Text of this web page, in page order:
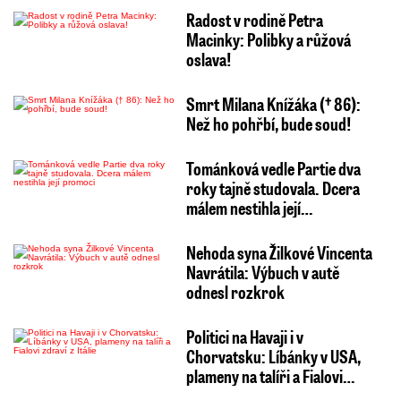
Radost v rodině Petra
Macinky: Polibky a růžová
oslava!
Smrt Milana Knížáka († 86):
Než ho pohřbí, bude soud!
Tománková vedle Partie dva
roky tajně studovala. Dcera
málem nestihla její…
Nehoda syna Žilkové Vincenta
Navrátila: Výbuch v autě
odnesl rozkrok
Politici na Havaji i v
Chorvatsku: Líbánky v USA,
plameny na talíři a Fialovi…